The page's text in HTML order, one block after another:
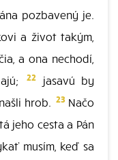
pozbavený je.
a život takým,
a ona nechodí,
22 jasavú by
hrob. 23Načo
jeho cesta a Pán
musím, keď sa